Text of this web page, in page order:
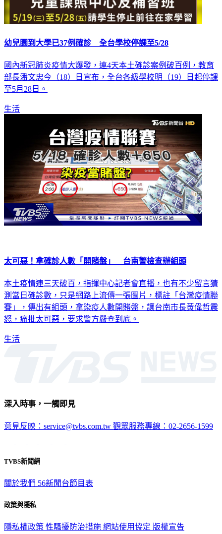
幼兒園到大學已37例確診 全台學校停課至5/28
國內新冠肺炎疫情大爆發，連4天本土確診案例破百例，教育
部長潘文忠今（18）日宣布，全台各級學校明（19）日起停課
至5月28日。
生活
太可惡！拿確診人數「開賭盤」 台南警檢查辦組頭
本土疫情連三天破百，指揮中心記者會直播，也有不少留言猜
測當日確診數，只是網路上流傳一張圖片，標註「台灣疫情聯
賽」，傳出有組頭，拿染疫人數開賭盤，讓台南市長黃偉哲震
怒，痛批太可惡，要求警方嚴查到底。
生活
深入時事，一觸即見
意見反映：service@tvbs.com.tw 觀眾服務專線：02-2656-1599
TVBS新聞網
關於我們 56新聞台節目表
政策與隱私
隱私權政策 性騷擾防治措施 網站使用協定 版權宣告